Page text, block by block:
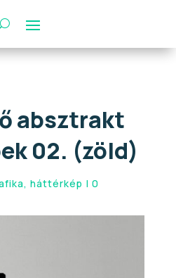
absztrakt
02. (zöld)
, háttérkép | 0